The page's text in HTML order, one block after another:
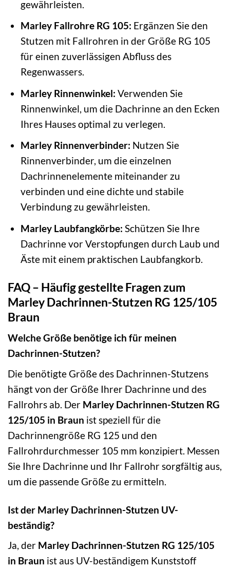
gewährleisten.
Marley Fallrohre RG 105: Ergänzen Sie den
Stutzen mit Fallrohren in der Größe RG 105
für einen zuverlässigen Abfluss des
Regenwassers.
Marley Rinnenwinkel: Verwenden Sie
Rinnenwinkel, um die Dachrinne an den Ecken
Ihres Hauses optimal zu verlegen.
Marley Rinnenverbinder: Nutzen Sie
Rinnenverbinder, um die einzelnen
Dachrinnenelemente miteinander zu
verbinden und eine dichte und stabile
Verbindung zu gewährleisten.
Marley Laubfangkörbe: Schützen Sie Ihre
Dachrinne vor Verstopfungen durch Laub und
Äste mit einem praktischen Laubfangkorb.
FAQ – Häufig gestellte Fragen zum
Marley Dachrinnen-Stutzen RG 125/105
Braun
Welche Größe benötige ich für meinen
Dachrinnen-Stutzen?
Die benötigte Größe des Dachrinnen-Stutzens
hängt von der Größe Ihrer Dachrinne und des
Fallrohrs ab. Der Marley Dachrinnen-Stutzen RG
125/105 in Braun ist speziell für die
Dachrinnengröße RG 125 und den
Fallrohrdurchmesser 105 mm konzipiert. Messen
Sie Ihre Dachrinne und Ihr Fallrohr sorgfältig aus,
um die passende Größe zu ermitteln.
Ist der Marley Dachrinnen-Stutzen UV-
beständig?
Ja, der Marley Dachrinnen-Stutzen RG 125/105
in Braun ist aus UV-beständigem Kunststoff